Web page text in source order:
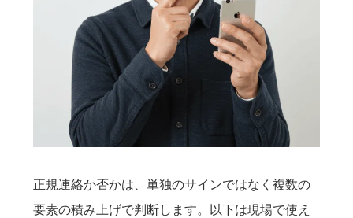
正規連絡か否かは、単独のサインではなく複数の
要素の積み上げで判断します。以下は現場で使え